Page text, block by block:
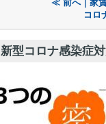
≪ 前へ｜家
コロ
新型コロナ感染症